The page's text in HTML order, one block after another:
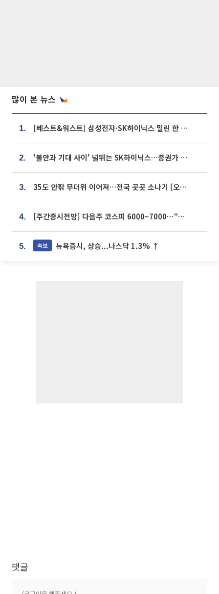
많이 본 뉴스
1. [베스트&워스트] 삼성전자·SK하이닉스 밀린 한 주…상상인증권은 85% 급등
2. '불안과 기대 사이' 널뛰는 SK하이닉스…증권가 "HBM4·LTA 기반 펀터멘털 견고"
3. 35도 안팎 무더위 이어져…전국 곳곳 소나기 [오늘 날씨]
4. [주간증시전망] 다음주 코스피 6000~7000⋯“外人 수급은 정책이 변수”
5. 속보 뉴욕증시, 상승...나스닥 1.3% ↑
댓글